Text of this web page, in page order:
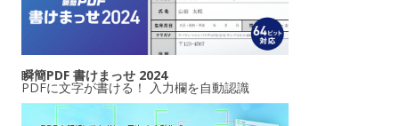
瞬簡PDF 書けまっせ 2024
PDFに文字が書ける！ 入力欄を自動認識